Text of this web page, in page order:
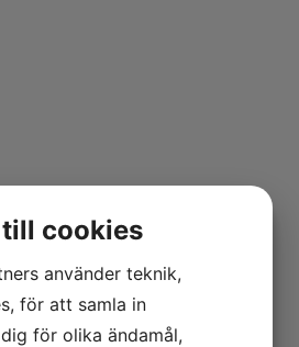
cookies
använder teknik,
för att samla in
för olika ändamål,